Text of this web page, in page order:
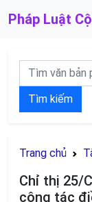
Pháp Luật
Tìm kiếm
Trang chủ
Chỉ thị 25/
công tác